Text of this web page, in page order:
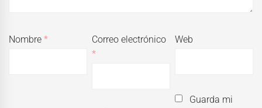
Nombre*
Correo electrónico
*
Web
Guarda mi